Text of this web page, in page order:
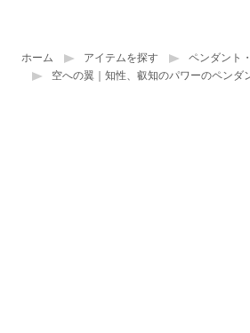
ホーム アイテムを探す
ペンダント
空への翼｜知性、叡知のパワーのペンダ